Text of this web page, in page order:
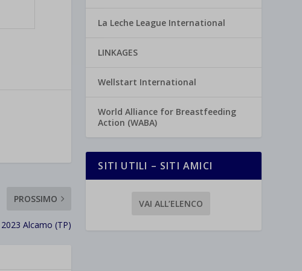
PROSSIMO
Alcamo (TP)
La Leche League International
LINKAGES
Wellstart International
World Alliance for Breastfeeding
Action (WABA)
SITI UTILI – SITI AMICI
VAI ALL’ELENCO